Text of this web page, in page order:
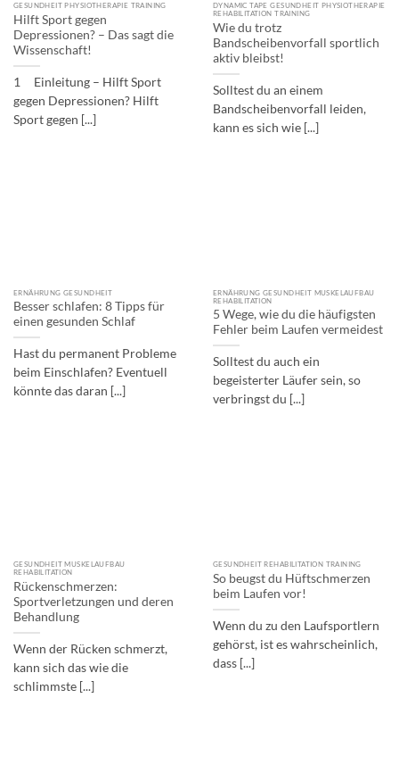
GESUNDHEIT PHYSIOTHERAPIE TRAINING
Hilft Sport gegen
Depressionen? – Das sagt die
Wissenschaft!
1 Einleitung – Hilft Sport
gegen Depressionen? Hilft
Sport gegen [...]
DYNAMIC TAPE GESUNDHEIT PHYSIOTHERAPIE
REHABILITATION TRAINING
Wie du trotz
Bandscheibenvorfall sportlich
aktiv bleibst!
Solltest du an einem
Bandscheibenvorfall leiden,
kann es sich wie [...]
ERNÄHRUNG GESUNDHEIT
Besser schlafen: 8 Tipps für
einen gesunden Schlaf
Hast du permanent Probleme
beim Einschlafen? Eventuell
könnte das daran [...]
ERNÄHRUNG GESUNDHEIT MUSKELAUFBAU
REHABILITATION
5 Wege, wie du die häufigsten
Fehler beim Laufen vermeidest
Solltest du auch ein
begeisterter Läufer sein, so
verbringst du [...]
GESUNDHEIT MUSKELAUFBAU
REHABILITATION
Rückenschmerzen:
Sportverletzungen und deren
Behandlung ‍
Wenn der Rücken schmerzt,
kann sich das wie die
schlimmste [...]
GESUNDHEIT REHABILITATION TRAINING
So beugst du Hüftschmerzen
beim Laufen vor!
Wenn du zu den Laufsportlern
gehörst, ist es wahrscheinlich,
dass [...]